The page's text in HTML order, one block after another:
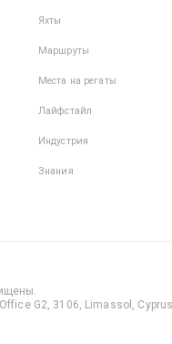
Яхты
Маршруты
Места на регаты
Лайфстайл
Индустрия
Знания
.
G2, 3106, Limassol,